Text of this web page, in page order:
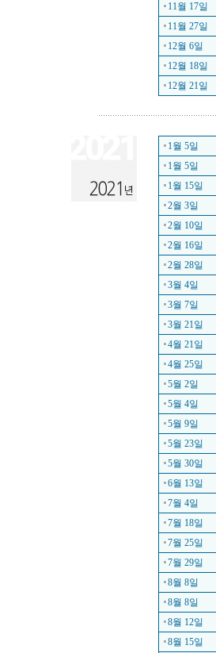
11월 17일
11월 27일
12월 6일
12월 18일
12월 21일
1월 5일
1월 5일
1월 15일
2월 3일
2월 10일
2월 16일
2월 28일
3월 4일
3월 7일
3월 21일
4월 21일
4월 25일
5월 2일
5월 4일
5월 9일
5월 23일
5월 30일
6월 13일
7월 4일
7월 18일
7월 25일
7월 29일
8월 8일
8월 8일
8월 12일
8월 15일